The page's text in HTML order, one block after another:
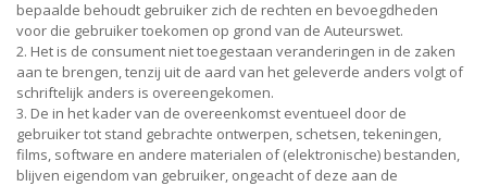
bepaalde behoudt gebruiker zich de rechten en bevoegdheden
voor die gebruiker toekomen op grond van de Auteurswet.
2. Het is de consument niet toegestaan veranderingen in de zaken
aan te brengen, tenzij uit de aard van het geleverde anders volgt of
schriftelijk anders is overeengekomen.
3. De in het kader van de overeenkomst eventueel door de
gebruiker tot stand gebrachte ontwerpen, schetsen, tekeningen,
films, software en andere materialen of (elektronische) bestanden,
blijven eigendom van gebruiker, ongeacht of deze aan de